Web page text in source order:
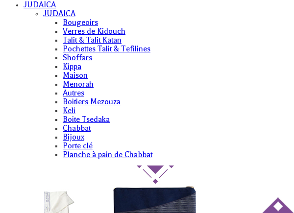
JUDAICA
JUDAICA
Bougeoirs
Verres de Kidouch
Talit & Talit Katan
Pochettes Talit & Tefilines
Shoffars
Kippa
Maison
Menorah
Autres
Boitiers Mezouza
Keli
Boite Tsedaka
Chabbat
Bijoux
Porte clé
Planche à pain de Chabbat